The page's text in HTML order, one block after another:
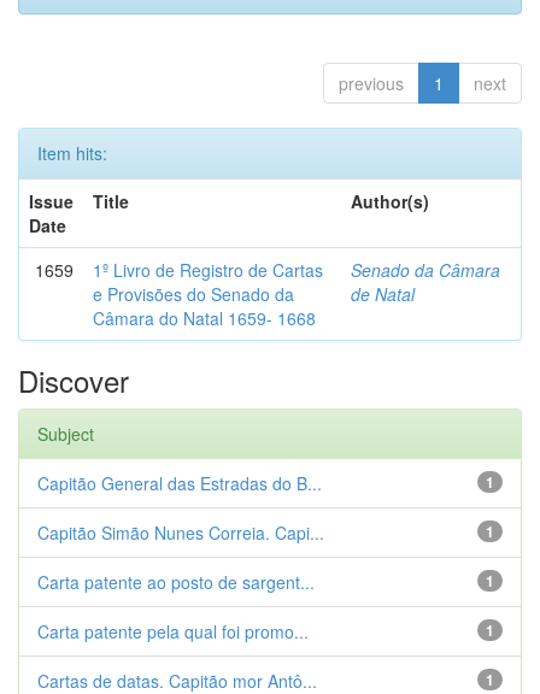
previous 1 next
Item hits:
Issue
Date
Title Author(s)
1659
1º Livro de Registro de Cartas
e Provisões do Senado da
Câmara do Natal 1659- 1668
Senado da Câmara
de Natal
Discover
Subject
1
Capitão General das Estradas do B...
1
Capitão Simão Nunes Correia. Capi...
1
Carta patente ao posto de sargent...
1
Carta patente pela qual foi promo...
1
Cartas de datas. Capitão mor Antô...